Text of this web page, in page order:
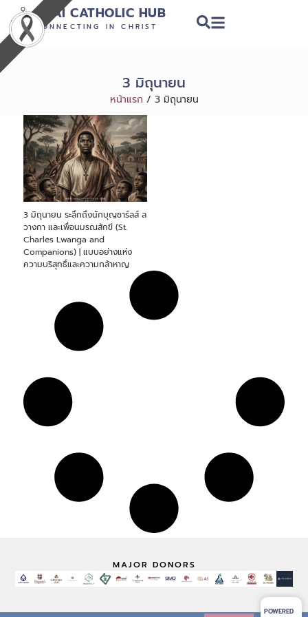
THAI CATHOLIC HUB
CONNECTING IN CHRIST
3 มิถุนายน
หน้าแรก / 3 มิถุนายน
3 มิถุนายน ระลึกถึงนักบุญชาร์ลส์ ล
วางกา และเพื่อนมรณสักขี (St.
Charles Lwanga and
Companions) | แบบอย่างแห่ง
ความบริสุทธิ์และความกล้าหาญ
MAJOR DONORS
POWERED